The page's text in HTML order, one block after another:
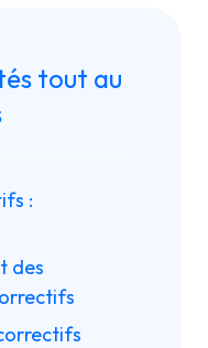
tout au
:
des